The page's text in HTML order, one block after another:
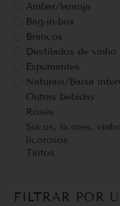
Ambar/laranja
Bag-in-box
Brancos
Destilados de vinho
Espumantes
Naturais/Baixa
Outras bebidas
Rosés
Sucos, licores,
licorosos
Tintos
FILTRAR POR